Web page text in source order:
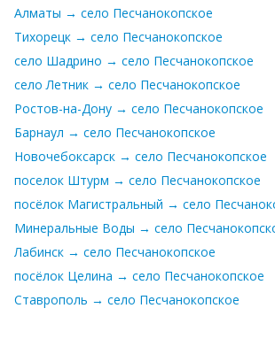
Алматы → село Песчанокопское
Тихорецк → село Песчанокопское
село Шадрино → село Песчанокопское
село Летник → село Песчанокопское
Ростов-на-Дону → село Песчанокопское
Барнаул → село Песчанокопское
Новочебоксарск → село Песчанокопское
поселок Штурм → село Песчанокопское
посёлок Магистральный → село
Минеральные Воды → село
Лабинск → село Песчанокопское
посёлок Целина → село Песчанокопское
Ставрополь → село Песчанокопское